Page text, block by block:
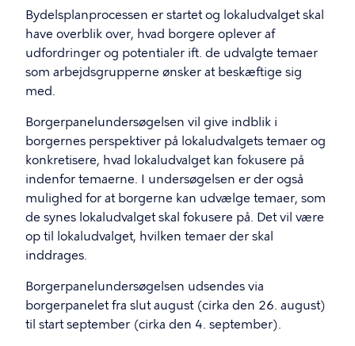
Bydelsplanprocessen er startet og lokaludvalget skal
have overblik over, hvad borgere oplever af
udfordringer og potentialer ift. de udvalgte temaer
som arbejdsgrupperne ønsker at beskæftige sig
med.
Borgerpanelundersøgelsen vil give indblik i
borgernes perspektiver på lokaludvalgets temaer og
konkretisere, hvad lokaludvalget kan fokusere på
indenfor temaerne. I undersøgelsen er der også
mulighed for at borgerne kan udvælge temaer, som
de synes lokaludvalget skal fokusere på. Det vil være
op til lokaludvalget, hvilken temaer der skal
inddrages.
Borgerpanelundersøgelsen udsendes via
borgerpanelet fra slut august (cirka den 26. august)
til start september (cirka den 4. september).